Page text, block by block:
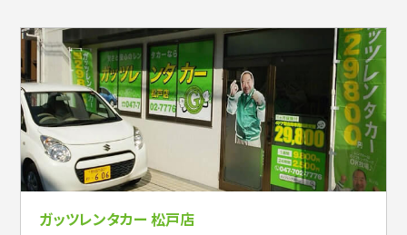
ガッツレンタカー 松戸店